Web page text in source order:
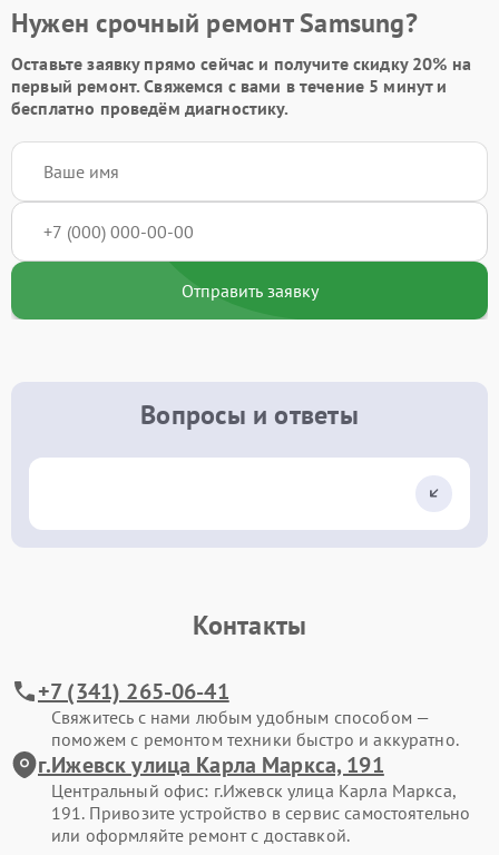
Нужен срочный ремонт Samsung?
Оставьте заявкупрямо сейчас и получите скидку 20% на
первый ремонт. Свяжемся с вами в течение 5 минут и
бесплатно проведём диагностику.
Отправить заявку
Вопросы и ответы
Контакты
+7 (341) 265-06-41
Свяжитесь с нами любым удобным способом —
поможем с ремонтом техники быстро и аккуратно.
г.Ижевск улица Карла Маркса, 191
Центральный офис: г.Ижевск улица Карла Маркса,
191. Привозите устройство в сервис самостоятельно
или оформляйте ремонт с доставкой.